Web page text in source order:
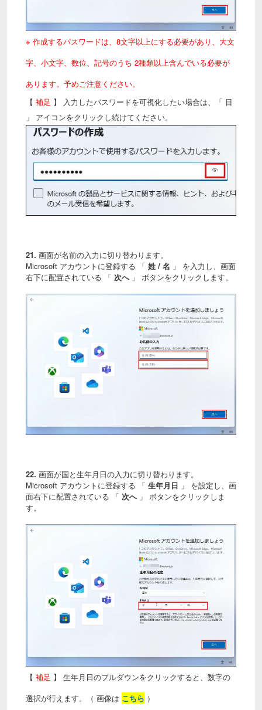
※ 作成するパスワードは、8文字以上にする必要があり、大文
字、小文字、数位、記号のうち 2種類以上含んでいる必要が
あります。予めご注意ください。
【 補足 】 入力したパスワードを可視化したい場合は、「 目
」 アイコンをクリックし続けてください。
21. 画面が名前の入力に切り替わります。
Microsoft アカウントに登録する 「 姓 / 名 」 を入力し、画面
右下に配置されている 「 次へ」 ボタンをクリックします。
22. 画面が国と生年月日の入力に切り替わります。
Microsoft アカウントに登録する 「 生年月日 」 を設定し、画
面右下に配置されている 「 次へ」 ボタンをクリックしま
す。
【 補足 】 生年月日のプルダウンをクリックすると、数字の
選択が行えます。（ 画像は こちら ）